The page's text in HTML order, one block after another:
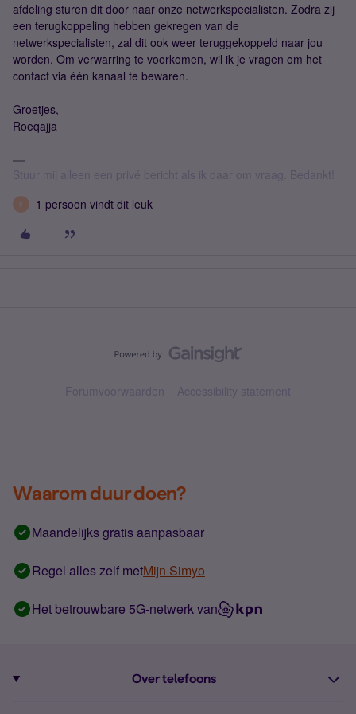
afdeling sturen dit door naar onze netwerkspecialisten. Zodra zij
een terugkoppeling hebben gekregen van de
netwerkspecialisten, zal dit ook weer teruggekoppeld naar jou
worden. Om verwarring te voorkomen, wil ik je vragen om het
contact via één kanaal te bewaren.
Groetjes,
Roeqajja
Stuur mij alleen een privé bericht als ik daar om vraag. Bedankt!
F 1 persoon vindt dit leuk
Forumvoorwaarden Accessibility statement
Waarom duur doen?
Maandelijks gratis aanpasbaar
Regel alles zelf metMijn Simyo
Het betrouwbare 5G-netwerk van
Over telefoons